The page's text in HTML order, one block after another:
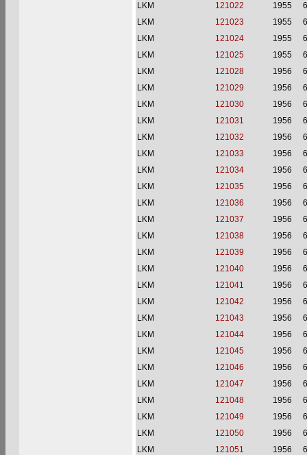
LKM
121022 1955
LKM
121023 1955
LKM
121024 1955
LKM
121025 1955
LKM
121028 1956
LKM
121029 1956
LKM
121030 1956
LKM
121031 1956
LKM
121032 1956
LKM
121033 1956
LKM
121034 1956
LKM
121035 1956
LKM
121036 1956
LKM
121037 1956
LKM
121038 1956
LKM
121039 1956
LKM
121040 1956
LKM
121041 1956
LKM
121042 1956
LKM
121043 1956
LKM
121044 1956
LKM
121045 1956
LKM
121046 1956
LKM
121047 1956
LKM
121048 1956
LKM
121049 1956
LKM
121050 1956
LKM
121051 1956